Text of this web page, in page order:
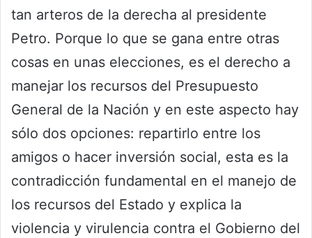
tan arteros de la derecha al presidente
Petro. Porque lo que se gana entre otras
cosas en unas elecciones, es el derecho a
manejar los recursos del Presupuesto
General de la Nación y en este aspecto hay
sólo dos opciones: repartirlo entre los
amigos o hacer inversión social, esta es la
contradicción fundamental en el manejo de
los recursos del Estado y explica la
violencia y virulencia contra el Gobierno del